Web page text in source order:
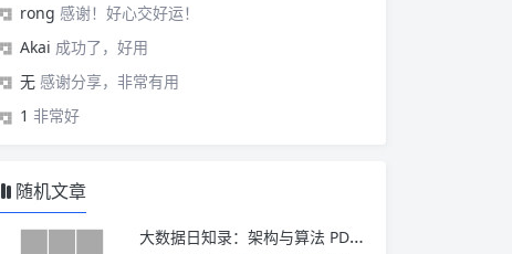
rong 感谢！好心交好运！
Akai 成功了，好用
无 感谢分享，非常有用
1 非常好
随机文章
大数据日知录：架构与算法 PDF下载